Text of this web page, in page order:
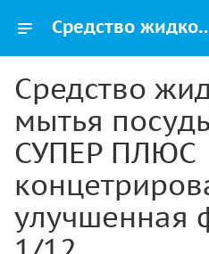
Средство жидкое для мытья посуды 1л НИКА-СУПЕР ПЛЮС
Средство
мытья
СУПЕР ПЛЮС
улучшенная